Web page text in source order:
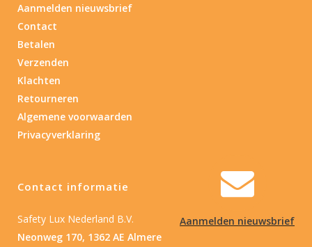
Aanmelden nieuwsbrief
Aanmelden nieuwsbrief
Contact
Betalen
Verzenden
Klachten
Retourneren
Algemene voorwaarden
Privacyverklaring
Contact informatie
Safety Lux Nederland B.V.
Neonweg 170, 1362 AE Almere